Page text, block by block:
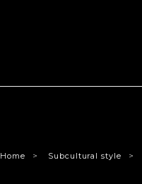
Home Subcultural style